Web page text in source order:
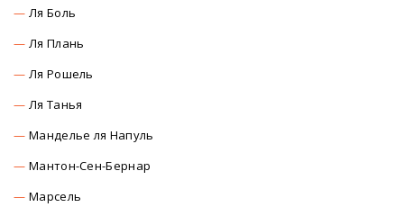
Ля Боль
Ля Плань
Ля Рошель
Ля Танья
Манделье ля Напуль
Мантон-Сен-Бернар
Марсель